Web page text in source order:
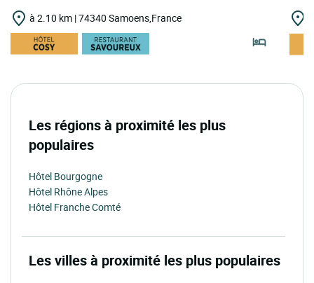
à 2.10 km | 74340 Samoens,France
Les régions à proximité les plus
populaires
Hôtel Bourgogne
Hôtel Rhône Alpes
Hôtel Franche Comté
Les villes à proximité les plus populaires